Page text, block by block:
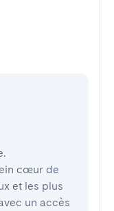
cœur de
et les plus
un accès